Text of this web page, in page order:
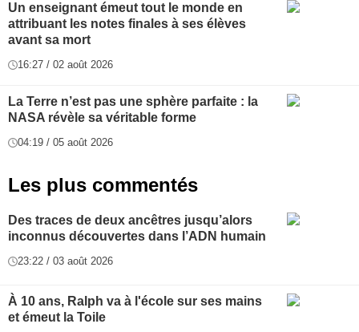
Un enseignant émeut tout le monde en
attribuant les notes finales à ses élèves
avant sa mort
16:27 / 02 août 2026
La Terre n’est pas une sphère parfaite : la
NASA révèle sa véritable forme
04:19 / 05 août 2026
Les plus commentés
Des traces de deux ancêtres jusqu’alors
inconnus découvertes dans l’ADN humain
23:22 / 03 août 2026
À 10 ans, Ralph va à l'école sur ses mains
et émeut la Toile